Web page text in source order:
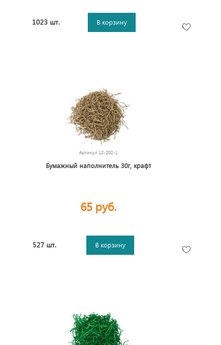
1023 шт. В корзину
Артикул 12-202-1
Бумажный наполнитель 30г, крафт
65 руб.
527 шт. В корзину